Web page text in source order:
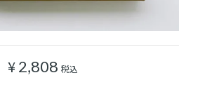
¥2,808 税込